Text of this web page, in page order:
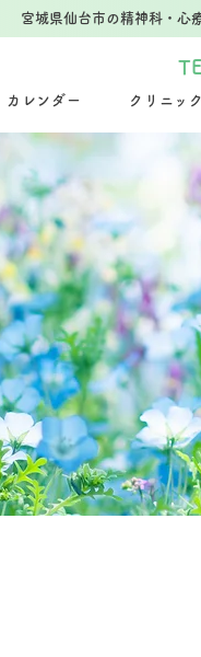
宮城県仙台市の精神科・心
カレンダー クリニッ